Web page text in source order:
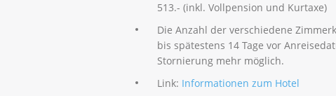
513.- (inkl. Vollpension und Kurtaxe)
Die Anzahl der verschiedene
bis spätestens 14 Tage vor
Stornierung mehr möglich.
Link: Informationen zum Hotel